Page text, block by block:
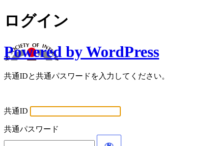
ログイン
Powered by WordPress
共通IDと共通パスワードを入力してください。
共通ID
共通パスワード